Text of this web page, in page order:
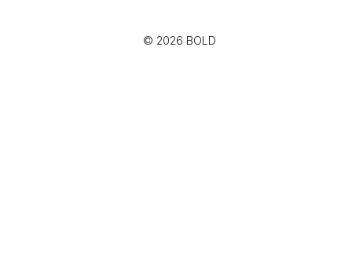
© 2026 BOLD